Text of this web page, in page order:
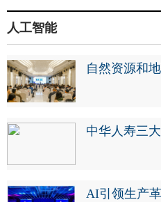
人工智能
自然资源和
中华人寿三
AI引领生产